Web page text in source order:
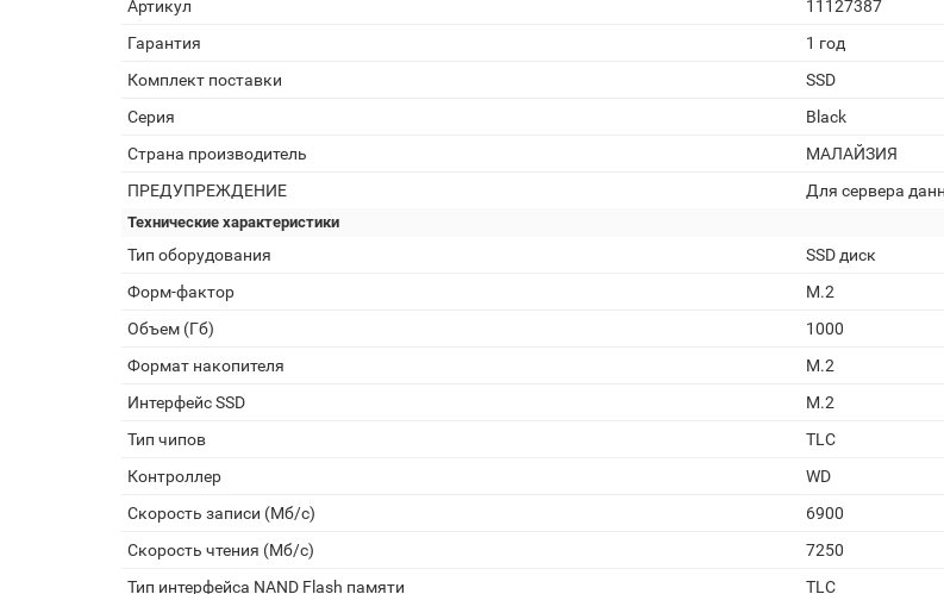
Артикул
11127387
Гарантия
1 год
Комплект поставки
SSD
Серия
Black
Страна производитель
МАЛАЙЗИЯ
ПРЕДУПРЕЖДЕНИЕ
Для сервера
Технические характеристики
Тип оборудования
SSD диск
Форм-фактор
M.2
Объем (Гб)
1000
Формат накопителя
M.2
Интерфейс SSD
M.2
Тип чипов
TLC
Контроллер
WD
Скорость записи (Мб/с)
6900
Скорость чтения (Мб/с)
7250
Тип интерфейса NAND Flash памяти
TLC